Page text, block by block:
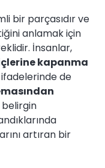
bir parçasıdır ve
anlamak için
İnsanlar,
kapanma
de
belirgin
artıran bir